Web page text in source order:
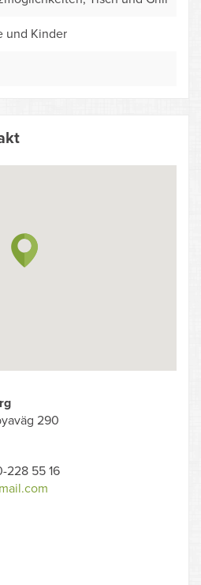
und Kinder
290
228 55 16